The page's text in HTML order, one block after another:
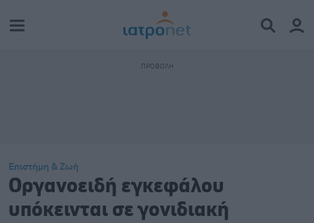
Επιστήμη & Ζωή
Οργανοειδή εγκεφάλου
υπόκεινται σε γονιδιακή